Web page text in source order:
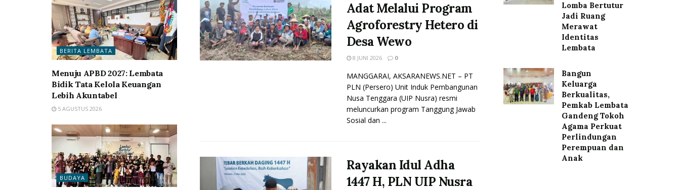
Adat Melalui Program
Agroforestry Hetero di
Desa Wewo
8 JUNI 2026 0
MANGGARAI, AKSARANEWS.NET – PT
PLN (Persero) Unit Induk Pembangunan
Nusa Tenggara (UIP Nusra) resmi
meluncurkan program Tanggung Jawab
Sosial dan ...
Rayakan Idul Adha
1447 H, PLN UIP Nusra
BERITA LEMBATA
Menuju APBD 2027: Lembata
Bidik Tata Kelola Keuangan
Lebih Akuntabel
5 AGUSTUS 2026
BUDAYA
Lomba Bertutur
Jadi Ruang
Merawat
Identitas
Lembata
Bangun
Keluarga
Berkualitas,
Pemkab Lembata
Gandeng Tokoh
Agama Perkuat
Perlindungan
Perempuan dan
Anak